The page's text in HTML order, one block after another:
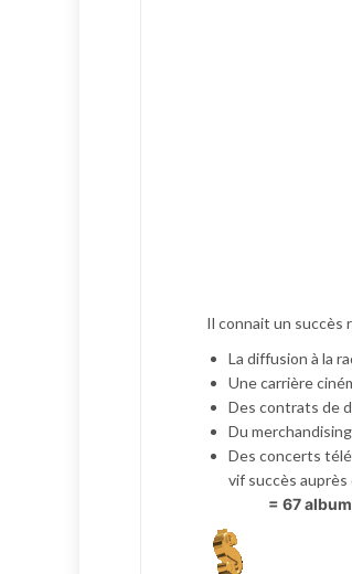
Il connait un succès
La diffusion à la
Une carrière
Des contrats de
Du
Des concerts
vif succès auprès
= 67